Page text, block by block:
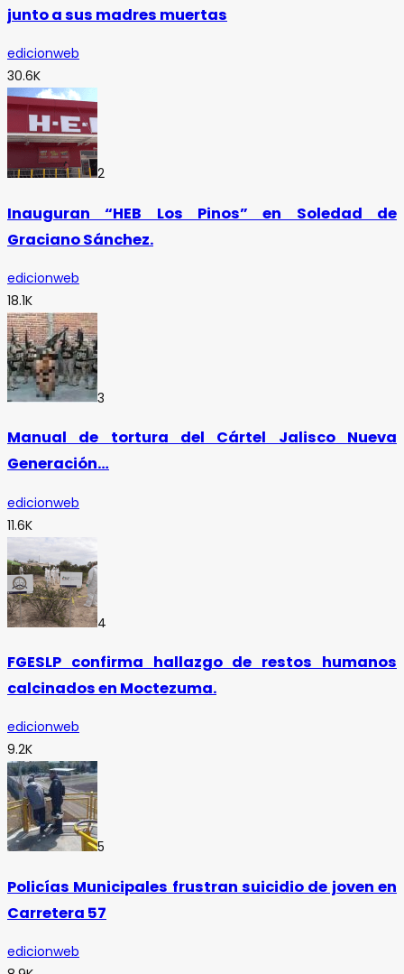
junto a sus madres muertas
edicionweb
30.6K
2
Inauguran “HEB Los Pinos” en Soledad de
Graciano Sánchez.
edicionweb
18.1K
3
Manual de tortura del Cártel Jalisco Nueva
Generación…
edicionweb
11.6K
4
FGESLP confirma hallazgo de restos humanos
calcinados en Moctezuma.
edicionweb
9.2K
5
Policías Municipales frustran suicidio de joven en
Carretera 57
edicionweb